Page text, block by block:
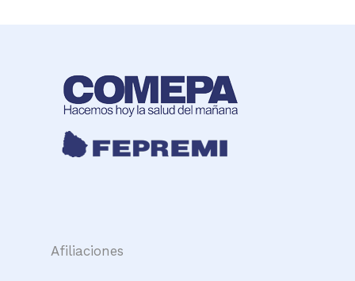
Afiliaciones